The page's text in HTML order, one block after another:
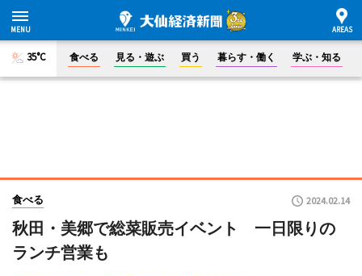
35°C 食べる 見る・遊ぶ 買う 暮らす・働く 学ぶ・知る
食べる 2024.02.14
秋田・美郷で総菜販売イベント 一日限りの
ランチ営業も